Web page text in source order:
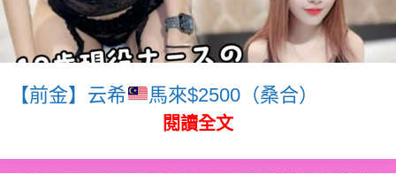
【前金】云希 馬來$2500（桑合）
閱讀全文